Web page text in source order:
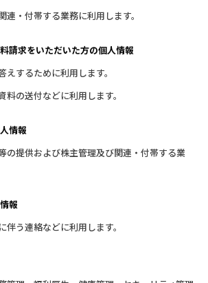
連・付帯する業務に利用します。
請求をいただいた方の個人情報
えするために利用します。
料の送付などに利用します。
情報
の提供および株主管理及び関連・付帯する業
報
伴う連絡などに利用します。